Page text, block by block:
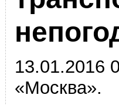
13.01.2016
«Москва».